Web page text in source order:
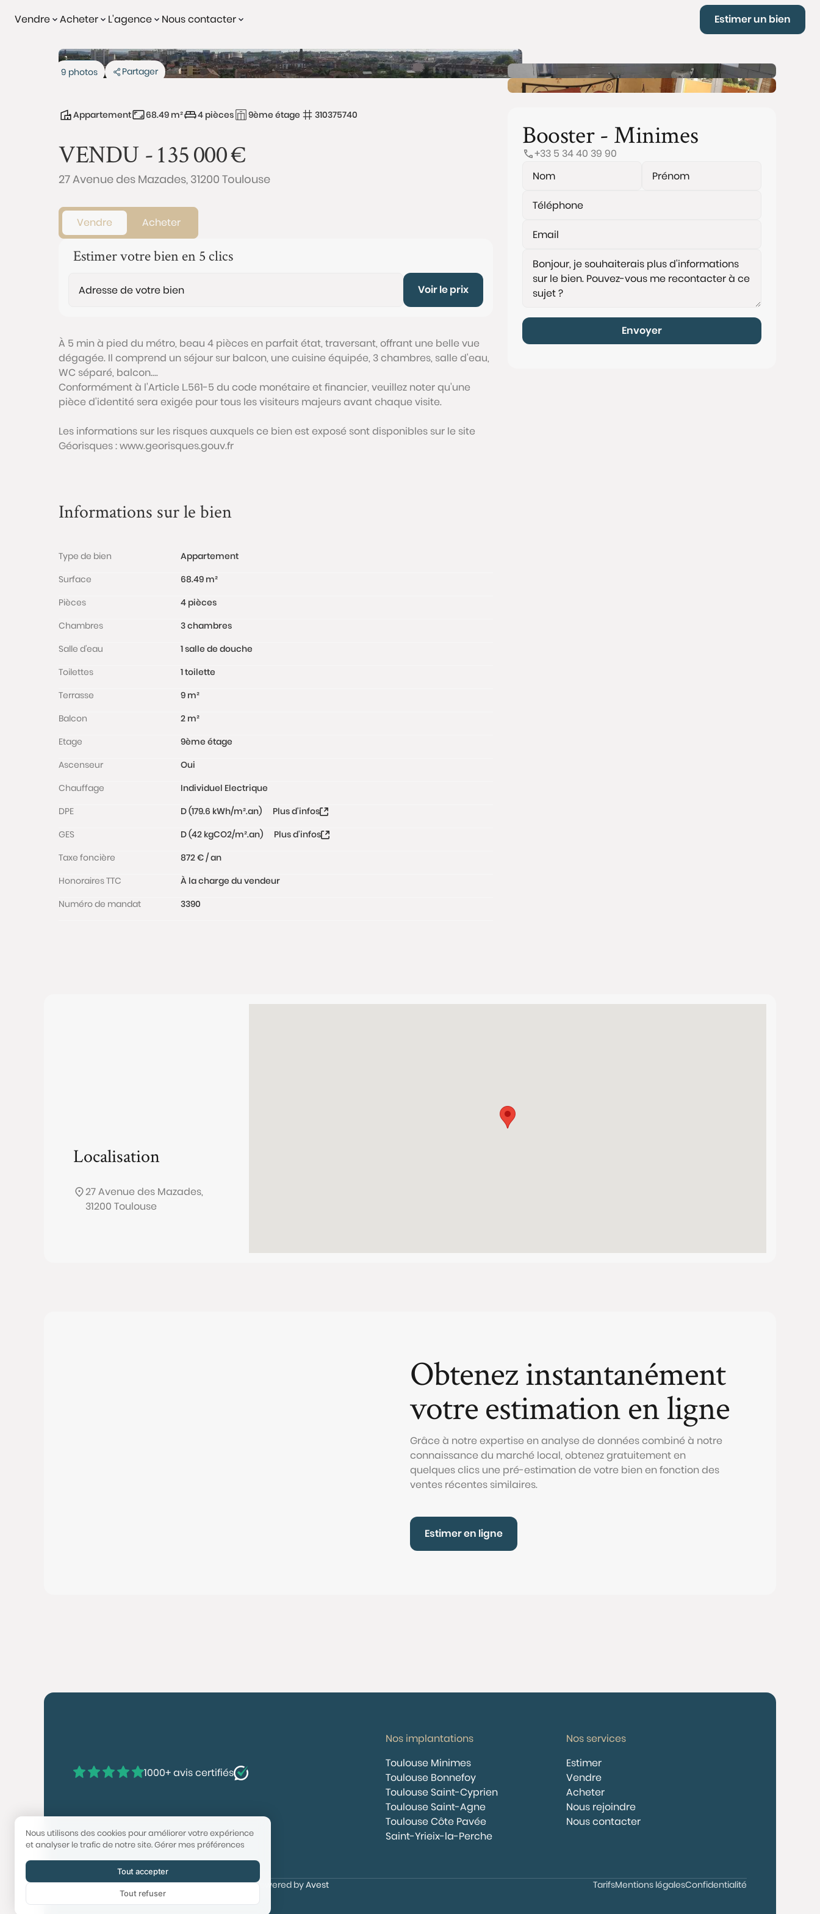
Vendre Acheter L'agence Nous contacter Estimer un bien
Vendu
9 photos Partager
Appartement 68.49 m² 4 pièces 9ème étage 310375740
VENDU -135 000€
27 Avenue des Mazades, 31200 Toulouse
Vendre Acheter
Estimer votre bien en 5 clics
Voir le prix
À 5 min à pied du métro, beau 4 pièces en parfait état, traversant, offrant une belle vue
dégagée. Il comprend un séjour sur balcon, une cuisine équipée, 3 chambres, salle d'eau,
WC séparé, balcon....
Conformément à l'Article L.561-5 du code monétaire et financier, veuillez noter qu'une
pièce d'identité sera exigée pour tous les visiteurs majeurs avant chaque visite.
Les informations sur les risques auxquels ce bien est exposé sont disponibles sur le site
Géorisques : www.georisques.gouv.fr
Informations sur le bien
Type de bien
Appartement
Surface
68.49 m²
Pièces
4 pièces
Chambres
3 chambres
Salle d'eau
1 salle de douche
Toilettes
1 toilette
Terrasse
9 m²
Balcon
2 m²
Etage
9ème étage
Ascenseur
Oui
Chauffage
Individuel Electrique
DPE
D (179.6 kWh/m².an)
Plus d'infos
GES
D (42 kgCO2/m².an)
Plus d'infos
Taxe foncière
872 € / an
Honoraires TTC
À la charge du vendeur
Numéro de mandat
3390
Booster - Minimes
+33 5 34 40 39 90
Envoyer
Localisation
27 Avenue des Mazades,
31200 Toulouse
Obtenez instantanément
votre estimation en ligne
Grâce à notre expertise en analyse de données combiné à notre
connaissance du marché local, obtenez gratuitement en
quelques clics une pré-estimation de votre bien en fonction des
ventes récentes similaires.
Estimer en ligne
1000+ avis certifiés
Nos implantations
Toulouse Minimes
Toulouse Bonnefoy
Toulouse Saint-Cyprien
Toulouse Saint-Agne
Toulouse Côte Pavée
Saint-Yrieix-la-Perche
Nos services
Estimer
Vendre
Acheter
Nous rejoindre
Nous contacter
© 2025 Booster Immobilier | Tech & Website powered byAvest TarifsMentions légalesConfidentialité
Nous utilisons des cookies pour améliorer votre expérience
et analyser le trafic de notre site.Gérer mes préférences
Tout accepter
Tout refuser